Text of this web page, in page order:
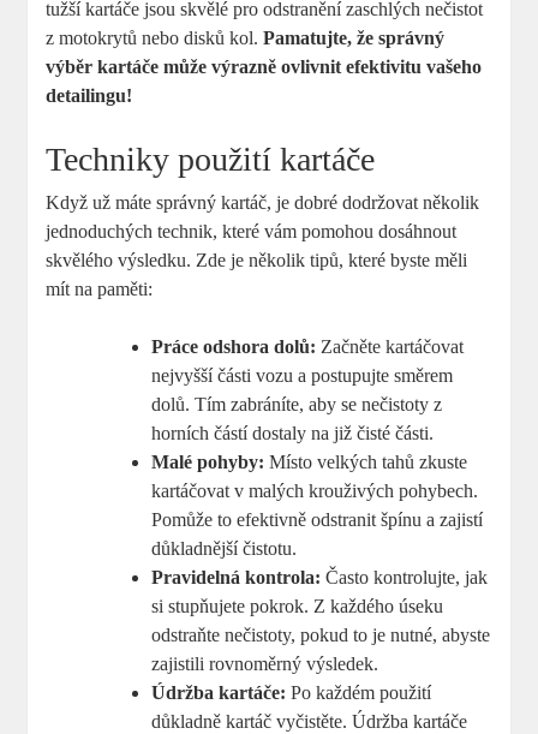
tužší kartáče⁣ jsou‌ skvělé pro odstranění zaschlých nečistot
‌z motokrytů nebo disků kol.Pamatujte,⁣ že správný
výběr kartáče⁤ může výrazně ovlivnit efektivitu vašeho
detailingu!
Techniky použití⁣ kartáče
Když‍ už ‍máte správný kartáč, ⁢je dobré ⁢dodržovat několik
jednoduchých technik, které vám ⁣pomohou dosáhnout
‍skvělého výsledku. Zde⁣ je několik tipů,‍ které byste měli
mít na ⁤paměti:
Práce​ odshora dolů: Začněte kartáčovat
nejvyšší ⁢části vozu a ​postupujte směrem
⁢dolů. Tím zabráníte, aby ‍se nečistoty z
horních částí dostaly na⁣ již ​čisté části.
Malé‍ pohyby: Místo ‌velkých tahů zkuste
‌kartáčovat v ⁤malých krouživých‌ pohybech.
Pomůže to efektivně ‍odstranit špínu​ a‍ zajistí
důkladnější čistotu.
Pravidelná ‌kontrola: Často ‌kontrolujte, jak
si stupňujete⁢ pokrok. Z každého úseku
odstraňte nečistoty, pokud to ⁢je nutné, abyste
zajistili⁢ rovnoměrný​ výsledek.
Údržba kartáče: Po každém použití⁣
důkladně kartáč vyčistěte. Údržba⁢ kartáče